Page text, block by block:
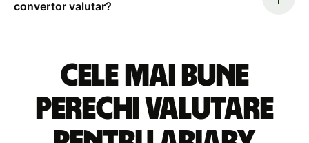
convertor valutar?
Cele mai bune
perechi valutare